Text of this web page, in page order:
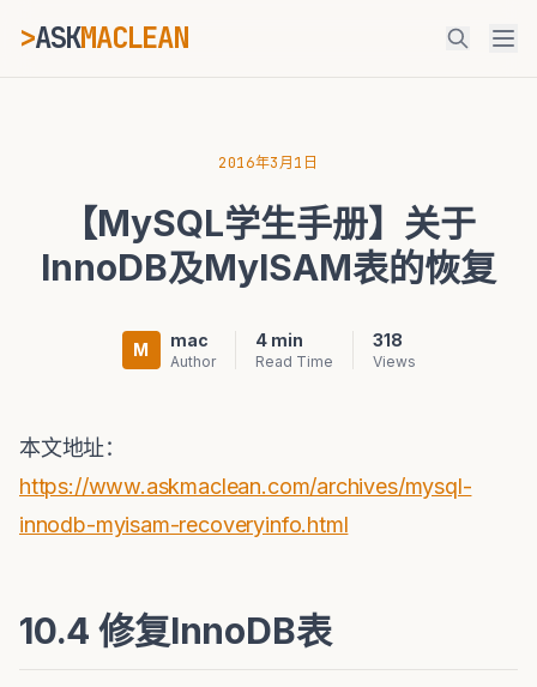
>ASKMACLEAN
⌘K Ctrl+K
2016年3月1日
【MySQL学生手册】关于
InnoDB及MyISAM表的恢复
M mac
Author
4 min
Read Time
318
Views
本文地址：
https://www.askmaclean.com/archives/mysql-
innodb-myisam-recoveryinfo.html
10.4 修复InnoDB表